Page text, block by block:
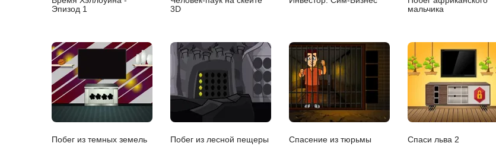
Эпизод 1
3D
мальчика
Побег из темных земель Побег из лесной пещеры Спасение из тюрьмы Спаси льва 2